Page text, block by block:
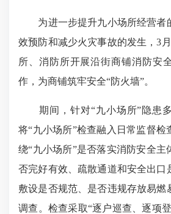
为进一步提升九小场所经营者
效预防和减少火灾事故的发生，3
所、消防所开展沿街商铺消防安
作，为商铺筑牢安全“防火墙”。​
期间，针对“九小场所”隐患多
将“九小场所”检查融入日常监督检
绕“九小场所”是否落实消防安全主
否完好有效、疏散通道和安全出口
敷设是否规范、是否违规存放易燃
调查。检查采取“逐户巡查、逐项